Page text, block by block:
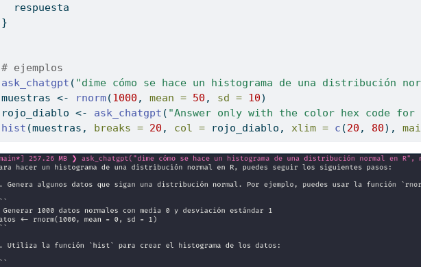
  respuesta
}
# ejemplos
ask_chatgpt ( "dime cómo se hace un histograma de una distribución
muestras <- rnorm(1000 , mean = 50 , sd = 10)
rojo_diablo <- ask_chatgpt ( "Answer only with the color hex code
hist (muestras, breaks = 20 , col = rojo_diablo, xlim = c (20 , 80),